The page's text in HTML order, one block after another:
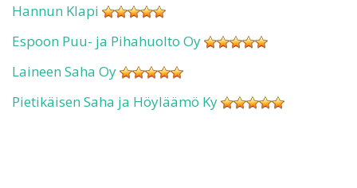
Hannun Klapi
Espoon Puu- ja Pihahuolto Oy
Laineen Saha Oy
Pietikäisen Saha ja Höyläämö Ky